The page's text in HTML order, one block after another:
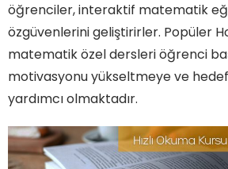
öğrenciler, interaktif matematik
özgüvenlerini geliştirirler. Popüler
matematik özel dersleri öğrenci
motivasyonu yükseltmeye ve
yardımcı olmaktadır.